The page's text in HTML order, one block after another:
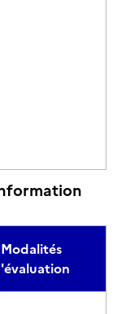
Modalités